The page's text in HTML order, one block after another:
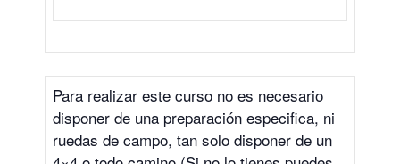
Para realizar este curso no es necesario
disponer de una preparación especifica, ni
ruedas de campo, tan solo disponer de un